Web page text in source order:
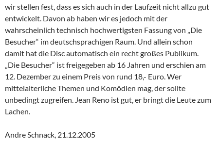
wir stellen fest, dass es sich auch in der Laufzeit nicht allzu gut
entwickelt. Davon ab haben wir es jedoch mit der
wahrscheinlich technisch hochwertigsten Fassung von „Die
Besucher“ im deutschsprachigen Raum. Und allein schon
damit hat die Disc automatisch ein recht großes Publikum.
„Die Besucher“ ist freigegeben ab 16 Jahren und erschien am
12. Dezember zu einem Preis von rund 18,- Euro. Wer
mittelalterliche Themen und Komödien mag, der sollte
unbedingt zugreifen. Jean Reno ist gut, er bringt die Leute zum
Lachen.
Andre Schnack, 21.12.2005